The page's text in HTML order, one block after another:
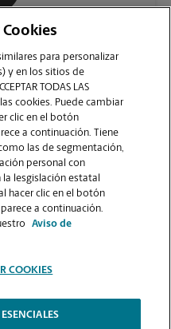
LA TIENDA
para personalizar
y en los sitios de
TODAS LAS
cookies. Puede cambiar
clic en el botón
a continuación. Tiene
las de segmentación,
personal con
lesgislación estatal
hacer clic en el botón
aparece a continuación.
Aviso de
COOKIES